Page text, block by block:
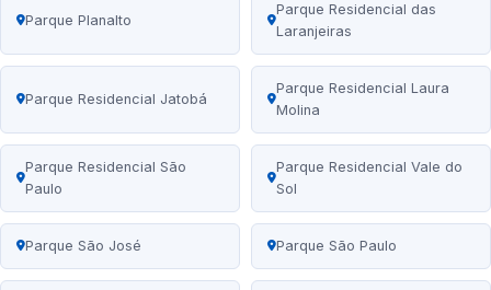
Parque Planalto
Parque Residencial das
Laranjeiras
Parque Residencial Jatobá
Parque Residencial Laura
Molina
Parque Residencial São
Paulo
Parque Residencial Vale do
Sol
Parque São José Parque São Paulo